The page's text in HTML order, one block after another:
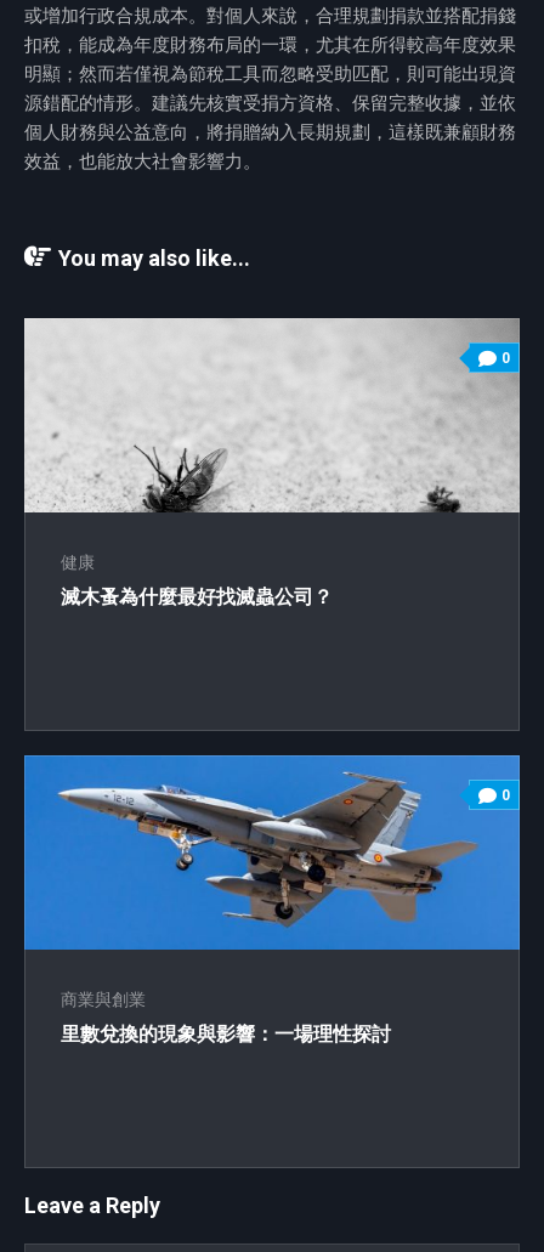
或增加行政合規成本。對個人來說，合理規劃捐款並搭配捐錢
扣稅，能成為年度財務布局的一環，尤其在所得較高年度效果
明顯；然而若僅視為節稅工具而忽略受助匹配，則可能出現資
源錯配的情形。建議先核實受捐方資格、保留完整收據，並依
個人財務與公益意向，將捐贈納入長期規劃，這樣既兼顧財務
效益，也能放大社會影響力。
You may also like...
0
健康
滅木蚤為什麼最好找滅蟲公司？
0
商業與創業
里數兌換的現象與影響：一場理性探討
Leave a Reply